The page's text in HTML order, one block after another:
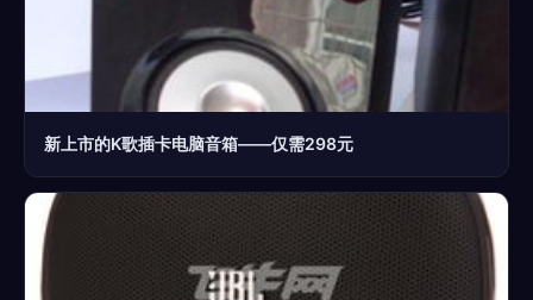
新上市的K歌插卡电脑音箱——仅需298元